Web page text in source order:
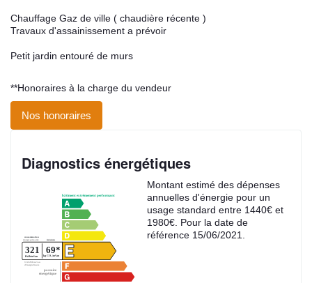
Chauffage Gaz de ville ( chaudière récente )
Travaux d'assainissement a prévoir
Petit jardin entouré de murs
**Honoraires à la charge du vendeur
Nos honoraires
Diagnostics énergétiques
Montant estimé des dépenses
annuelles d'énergie pour un
usage standard entre 1440€ et
1980€. Pour la date de
référence 15/06/2021.